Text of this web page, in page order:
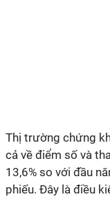
Thị trường chứng
cả về điểm số và
13,6% so với đầu
phiếu. Đây là điều